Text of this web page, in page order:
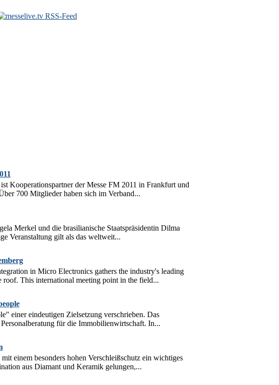
Kooperationspartner der Messe FM 2011 in Frankfurt und
700 Mitglieder haben sich im Verband...
Merkel und die brasilianische Staatspräsidentin Dilma
Veranstaltung gilt als das weltweit...
in Micro Electronics gathers the industry's leading
This international meeting point in the field...
einer eindeutigen Zielsetzung verschrieben. Das
für die Immobilienwirtschaft. In...
einem besonders hohen Verschleißschutz ein wichtiges
aus Diamant und Keramik gelungen,...